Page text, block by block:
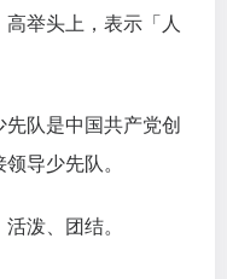
举头上，表示「人
队是中国共产党创
导少先队。
泼、团结。